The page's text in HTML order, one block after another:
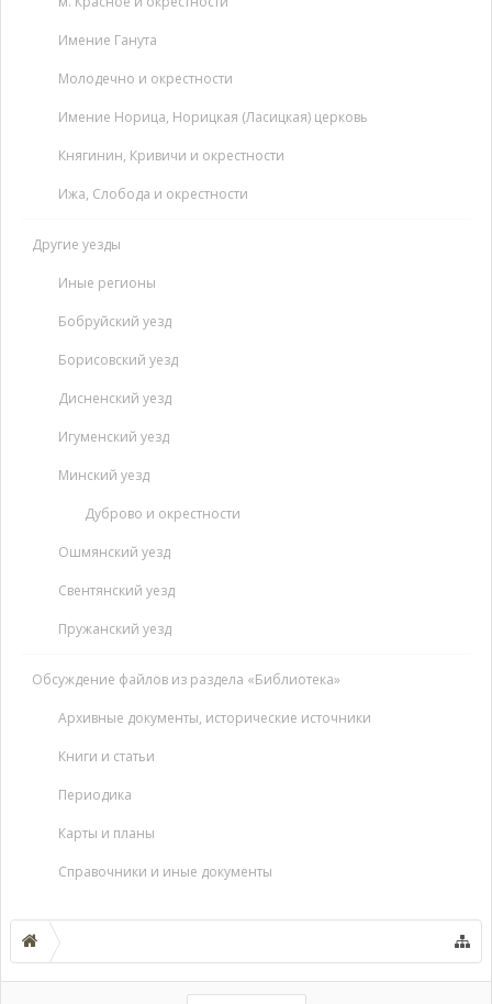
Имение Ганута
Молодечно и окрестности
Имение Норица, Норицкая (Ласицкая) церковь
Княгинин, Кривичи и окрестности
Ижа, Слобода и окрестности
Другие уезды
Иные регионы
Бобруйский уезд
Борисовский уезд
Дисненский уезд
Игуменский уезд
Минский уезд
Дуброво и окрестности
Ошмянский уезд
Свентянский уезд
Пружанский уезд
Обсуждение файлов из раздела «Библиотека»
Архивные документы, исторические источники
Книги и статьи
Периодика
Карты и планы
Справочники и иные документы